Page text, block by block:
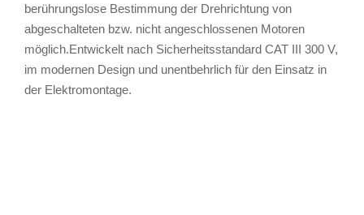
berührungslose Bestimmung der Drehrichtung von
abgeschalteten bzw. nicht angeschlossenen Motoren
möglich.Entwickelt nach Sicherheitsstandard CAT III 300 V,
im modernen Design und unentbehrlich für den Einsatz in
der Elektromontage.